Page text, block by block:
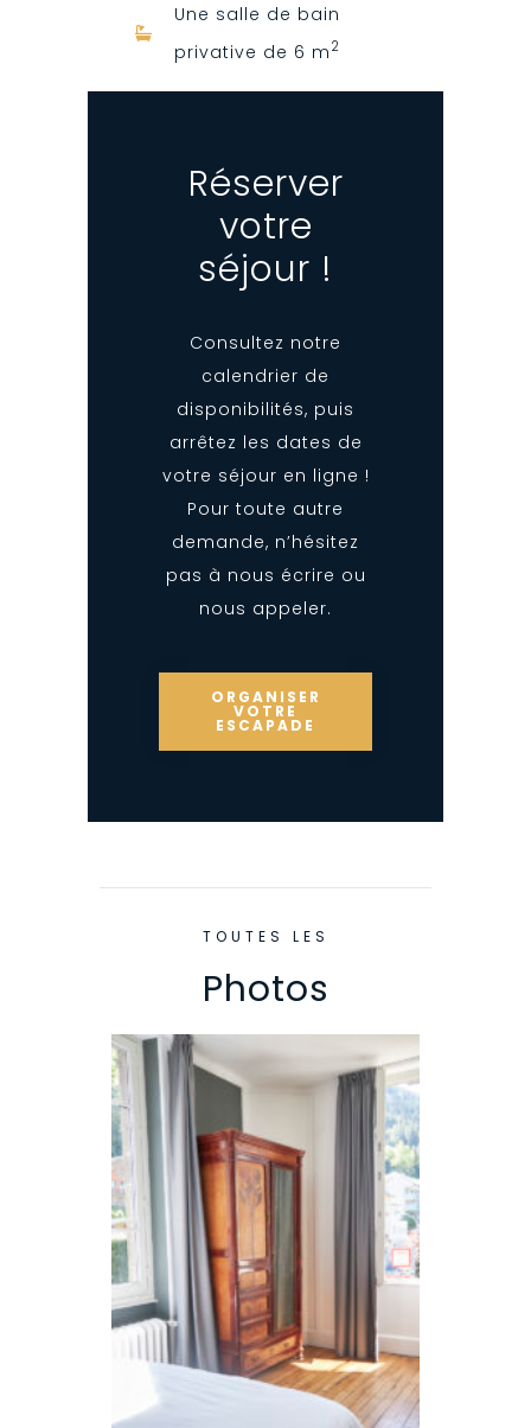
Une salle de bain
privative de 6 m2
Réserver
votre
séjour !
Consultez notre
calendrier de
disponibilités, puis
arrêtez les dates de
votre séjour en ligne !
Pour toute autre
demande, n’hésitez
pas à nous écrire ou
nous appeler.
ORGANISER
VOTRE
ESCAPADE
TOUTES LES
Photos